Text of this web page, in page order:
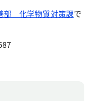
部 化学物質対策課で